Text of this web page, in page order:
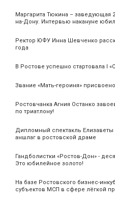
Маргарита Тюкина – заведующая
на-Дону. Интервью накануне
Ректор ЮФУ Инна Шевченко
года
В Ростове успешно стартовала I
Звание «Мать‑героиня»
Ростовчанка Агния Останко
по триатлону!
Дипломный спектакль
аншлаг в ростовской драме
Гандболистки «Ростов-Дон» -
Это юбилейное золото!
На базе Ростовского бизнес-
субъектов МСП в сфере лёгкой